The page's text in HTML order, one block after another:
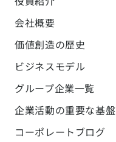
会社概要
価値創造の歴史
ビジネスモデル
グループ企業一覧
企業活動の重要な基盤
コーポレートブログ